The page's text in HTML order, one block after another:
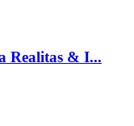
Realitas & I...